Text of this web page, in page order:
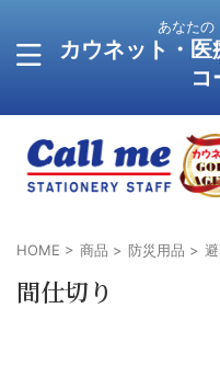
あなた
カウネット・
コ
HOME > 商品 > 防災用品 >
間仕切り